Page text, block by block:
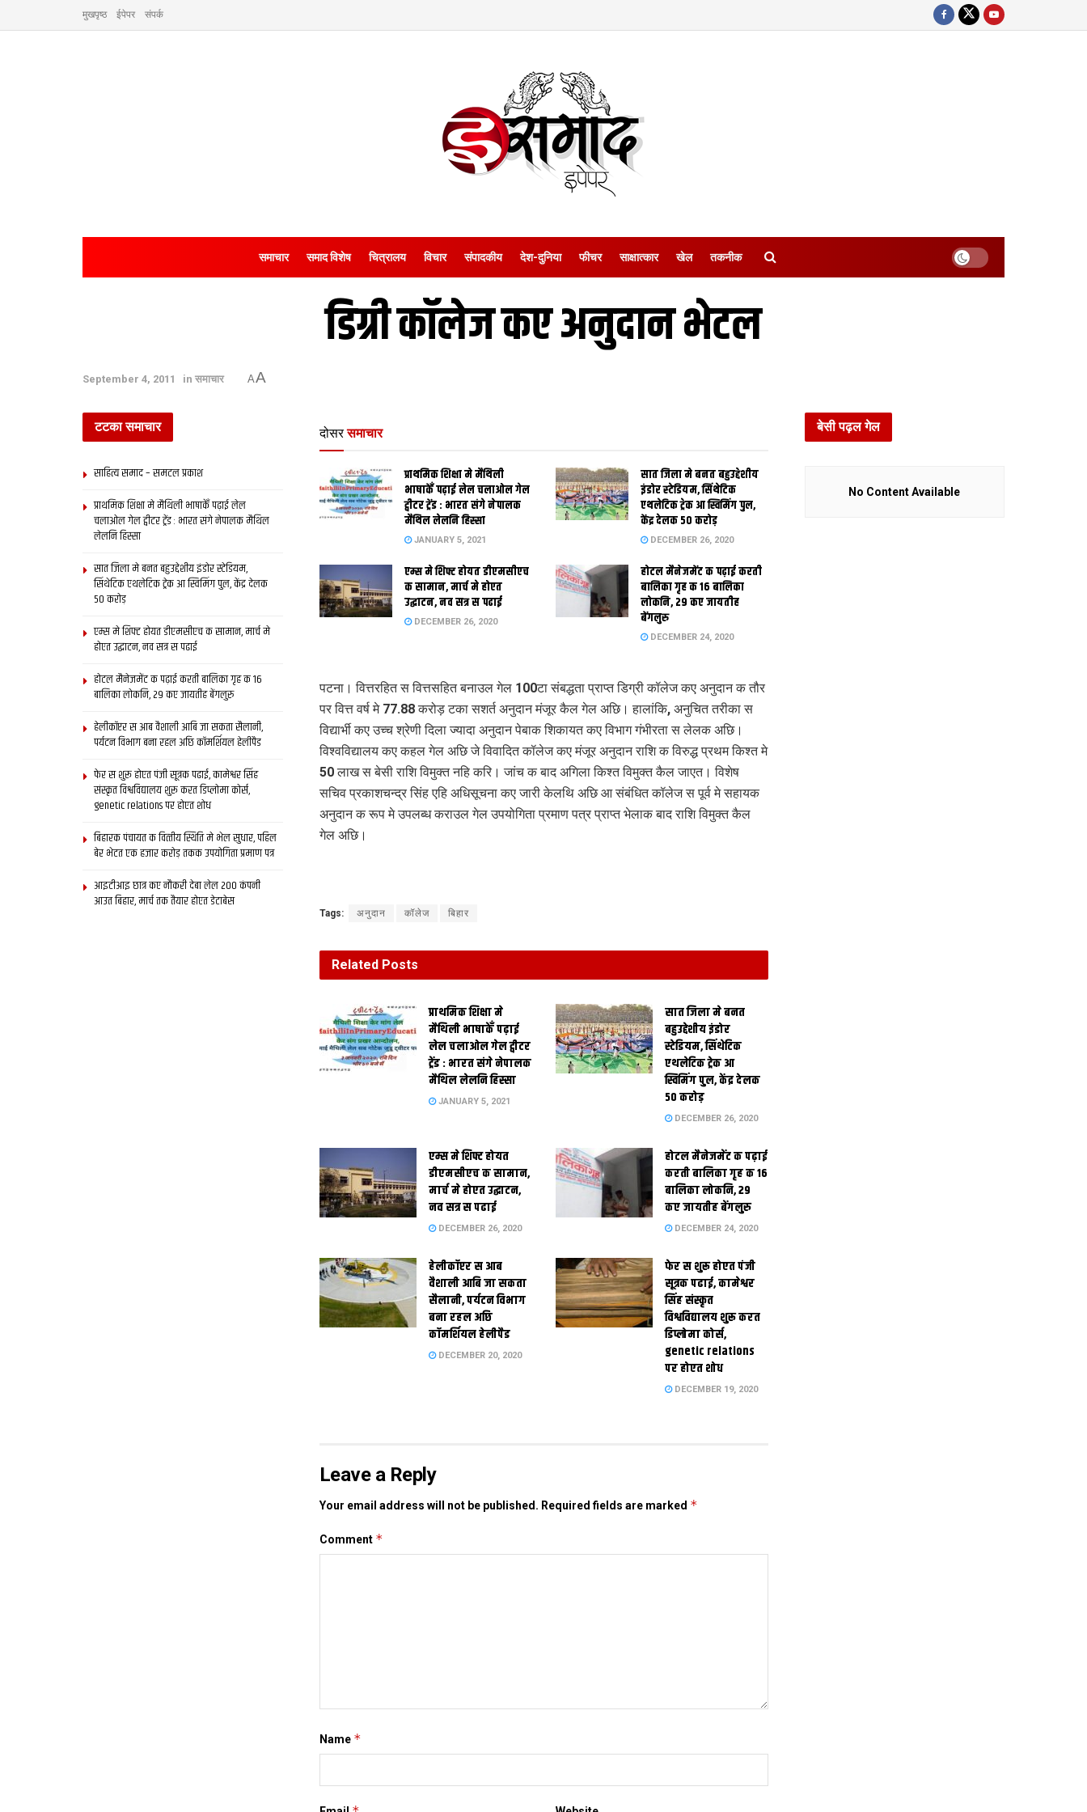
मुखपृष्ठ ईपेपर संपर्क
समाचार समाद विशेष चित्रालय विचार संपादकीय देश-दुनिया फीचर साक्षात्‍कार खेल तकनीक
डिग्री कॉलेज कए अनुदान भेटल
September 4, 2011 in समाचार AA
दोसर समाचार
प्राथमिक शि‍क्षा मे मैथि‍ली
भाषाकेँ पढ़ाई लेल चलाओल गेल
ट्वीटर ट्रेंड : भारत संगे नेपालक
मैथिल लेलनि हिस्सा
JANUARY 5, 2021
सात जिला मे बनत बहुउद्देशीय
इंडोर स्‍टेडि‍यम, सिंथेटिक
एथलेटिक ट्रेक आ स्विमिंग पुल,
केंद्र देलक 50 करोड़
DECEMBER 26, 2020
एम्स मे शिफ्ट होयत डीएमसीएच
क सामान, मार्च मे होएत
उद्घाटन, नव सत्र स पढाई
DECEMBER 26, 2020
होटल मैनेजमेंट क पढ़ाई करती
बालिका गृह क 16 बालिका
लोकनि, 29 कए जायतीह
बेंगलुरु
DECEMBER 24, 2020
पटना। वित्तरहित स वित्तसहित बनाउल गेल 100टा संबद्धता प्राप्त डिग्री कॉलेज कए अनुदान क तौर
पर वित्त वर्ष मे 77.88 करोड़ टका सशर्त अनुदान मंजूर कैल गेल अछि। हालांकि, अनुचित तरीका स
विद्यार्भी कए उच्च श्रेणी दिला ज्यादा अनुदान पेबाक शिकायत कए विभाग गंभीरता स लेलक अछि।
विश्वविद्यालय कए कहल गेल अछि जे विवादित कॉलेज कए मंजूर अनुदान राशि क विरुद्ध प्रथम किश्त मे
50 लाख स बेसी राशि विमुक्त नहि करि। जांच क बाद अगिला किश्त विमुक्त कैल जाएत। विशेष
सचिव प्रकाशचन्द्र सिंह एहि अधिसूचना कए जारी केलथि अछि आ संबंधित कॉलेज स पूर्व मे सहायक
अनुदान क रूप मे उपलब्ध कराउल गेल उपयोगिता प्रमाण पत्र प्राप्त भेलाक बाद राशि विमुक्त कैल
गेल अछि।
Tags: अनुदान कॉलेज बिहार
Related Posts
प्राथमिक शि‍क्षा मे
मैथि‍ली भाषाकेँ पढ़ाई
लेल चलाओल गेल ट्वीटर
ट्रेंड : भारत संगे नेपालक
मैथिल लेलनि हिस्सा
JANUARY 5, 2021
सात जिला मे बनत
बहुउद्देशीय इंडोर
स्‍टेडि‍यम, सिंथेटिक
एथलेटिक ट्रेक आ
स्विमिंग पुल, केंद्र देलक
50 करोड़
DECEMBER 26, 2020
एम्स मे शिफ्ट होयत
डीएमसीएच क सामान,
मार्च मे होएत उद्घाटन,
नव सत्र स पढाई
DECEMBER 26, 2020
होटल मैनेजमेंट क पढ़ाई
करती बालिका गृह क 16
बालिका लोकनि, 29
कए जायतीह बेंगलुरु
DECEMBER 24, 2020
हेलीकॉप्टर स आब
वैशाली आबि जा सकता
सैलानी, पर्यटन विभाग
बना रहल अछि
कॉमर्शियल हेलीपैड
DECEMBER 20, 2020
फेर स शुरू होएत पंजी
सूत्रक पढाई, कामेश्वर
सिंह संस्कृत
विश्वविद्यालय शुरू करत
डिप्लोमा कोर्स,
genetic relations
पर होएत शोध
DECEMBER 19, 2020
Leave a Reply
Your email address will not be published. Required fields are marked *
Comment *
Name *
टटका समाचार
साहित्य समाद – समटल प्रकाश
प्राथमिक शि‍क्षा मे मैथि‍ली भाषाकेँ पढ़ाई लेल
चलाओल गेल ट्वीटर ट्रेंड : भारत संगे नेपालक मैथिल
लेलनि हिस्सा
सात जिला मे बनत बहुउद्देशीय इंडोर स्‍टेडि‍यम,
सिंथेटिक एथलेटिक ट्रेक आ स्विमिंग पुल, केंद्र देलक
50 करोड़
एम्स मे शिफ्ट होयत डीएमसीएच क सामान, मार्च मे
होएत उद्घाटन, नव सत्र स पढाई
होटल मैनेजमेंट क पढ़ाई करती बालिका गृह क 16
बालिका लोकनि, 29 कए जायतीह बेंगलुरु
हेलीकॉप्टर स आब वैशाली आबि जा सकता सैलानी,
पर्यटन विभाग बना रहल अछि कॉमर्शियल हेलीपैड
फेर स शुरू होएत पंजी सूत्रक पढाई, कामेश्वर सिंह
संस्कृत विश्वविद्यालय शुरू करत डिप्लोमा कोर्स,
genetic relations पर होएत शोध
बिहारक पंचायत क वित्‍तीय स्थिति मे भेल सुधार, पहिल
बेर भेटत एक हजार करोड़ तकक उपयोगिता प्रमाण पत्र
आइटीआइ छात्र कए नौकरी देबा लेल 200 कंपनी
आउत बिहार, मार्च तक तैयार होएत डेटाबेस
बेसी पढ़ल गेल
No Content Available